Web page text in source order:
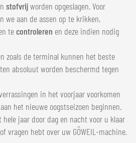
stofvrijworden opgeslagen. Voor
we aan de assen op te krikken,
tecontroleren en deze indien nodig
zoals de terminal kunnen het beste
absoluut worden beschermd tegen
in het voorjaar voorkomen
het nieuwe oogstseizoen beginnen.
hele jaar door dag en nacht voor u klaar
vragen hebt over uw GÖWEIL-machine.